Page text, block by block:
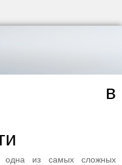
в
одна из самых сложных